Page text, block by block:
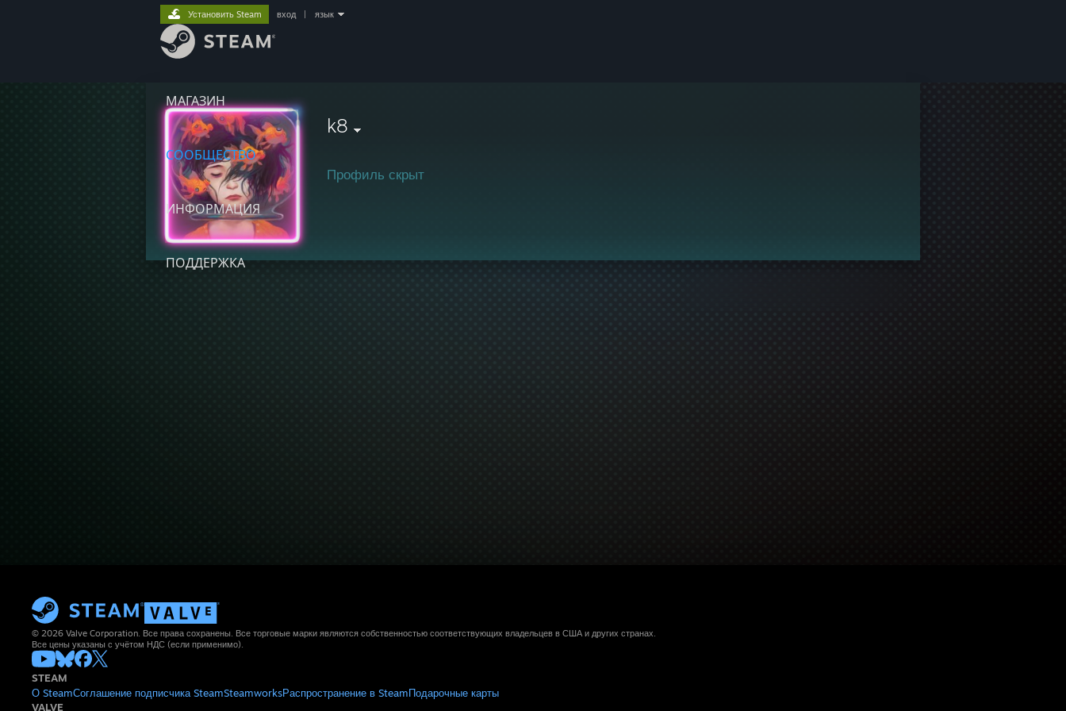
МАГАЗИН
СООБЩЕСТВО
ИНФОРМАЦИЯ
ПОДДЕРЖКА
Установить Steam вход язык
k8
Профиль скрыт
© 2026 Valve Corporation. Все права сохранены. Все торговые марки являются собственностью соответствующих владельцев в США и других странах.
Все цены указаны с учётом НДС (если применимо).
STEAM
О SteamСоглашение подписчика SteamSteamworksРаспространение в SteamПодарочные карты
VALVE